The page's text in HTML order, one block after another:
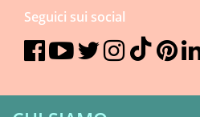
Seguici sui social